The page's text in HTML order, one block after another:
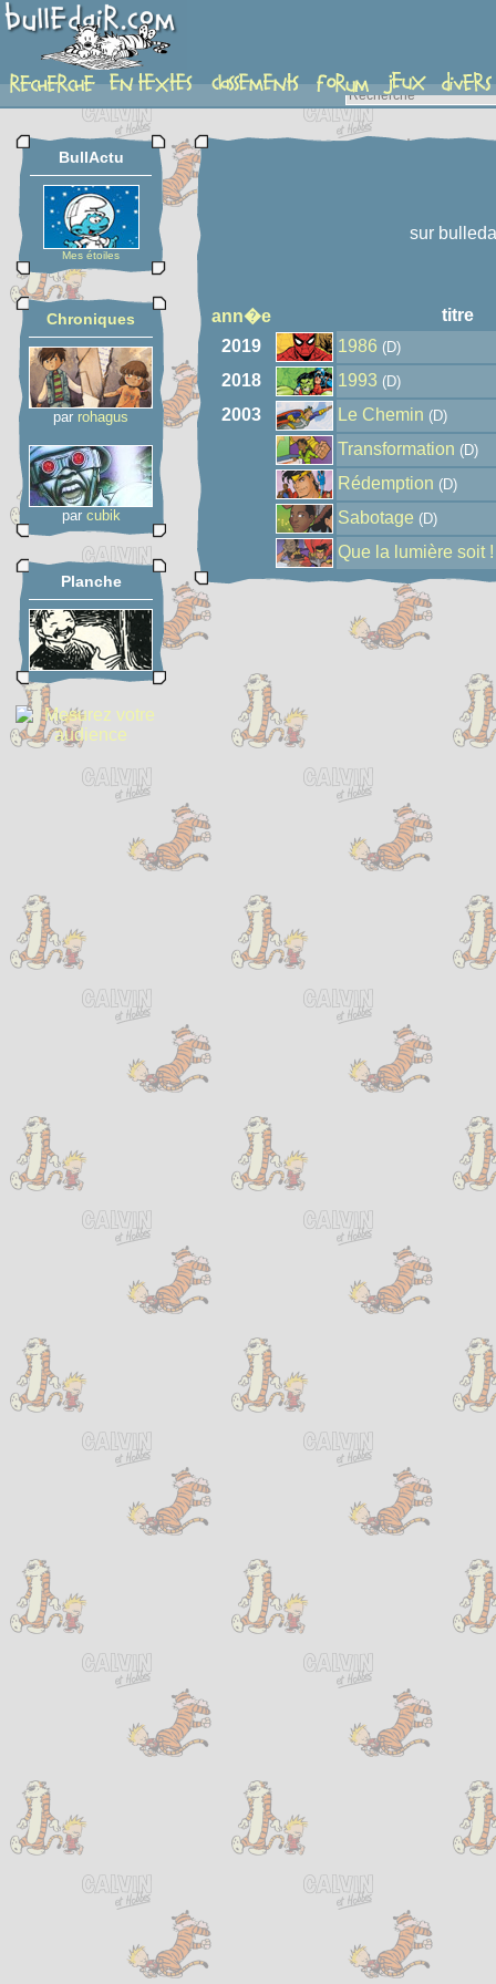
auteur
BullActu
Mes étoiles
Chroniques
par rohagus
par cubik
Planche
sur
ann�e
titre
2019
1986 (D)
2018 1993 (D)
2003 Le Chemin (D)
Transformation (D)
Rédemption (D)
Sabotage (D)
Que la lumière soit !